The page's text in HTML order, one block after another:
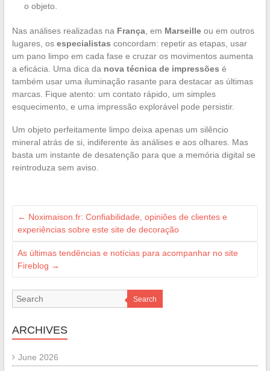
o objeto.
Nas análises realizadas na França, em Marseilleou em outros
lugares, os especialistas concordam: repetir as etapas, usar
um pano limpo em cada fase e cruzar os movimentos aumenta
a eficácia. Uma dica da nova técnica de impressões é
também usar uma iluminação rasante para destacar as últimas
marcas. Fique atento: um contato rápido, um simples
esquecimento, e uma impressão explorável pode persistir.
Um objeto perfeitamente limpo deixa apenas um silêncio
mineral atrás de si, indiferente às análises e aos olhares. Mas
basta um instante de desatenção para que a memória digital se
reintroduza sem aviso.
← Noximaison.fr: Confiabilidade, opiniões de clientes e
experiências sobre este site de decoração
As últimas tendências e notícias para acompanhar no site
Fireblog →
Search
ARCHIVES
June 2026